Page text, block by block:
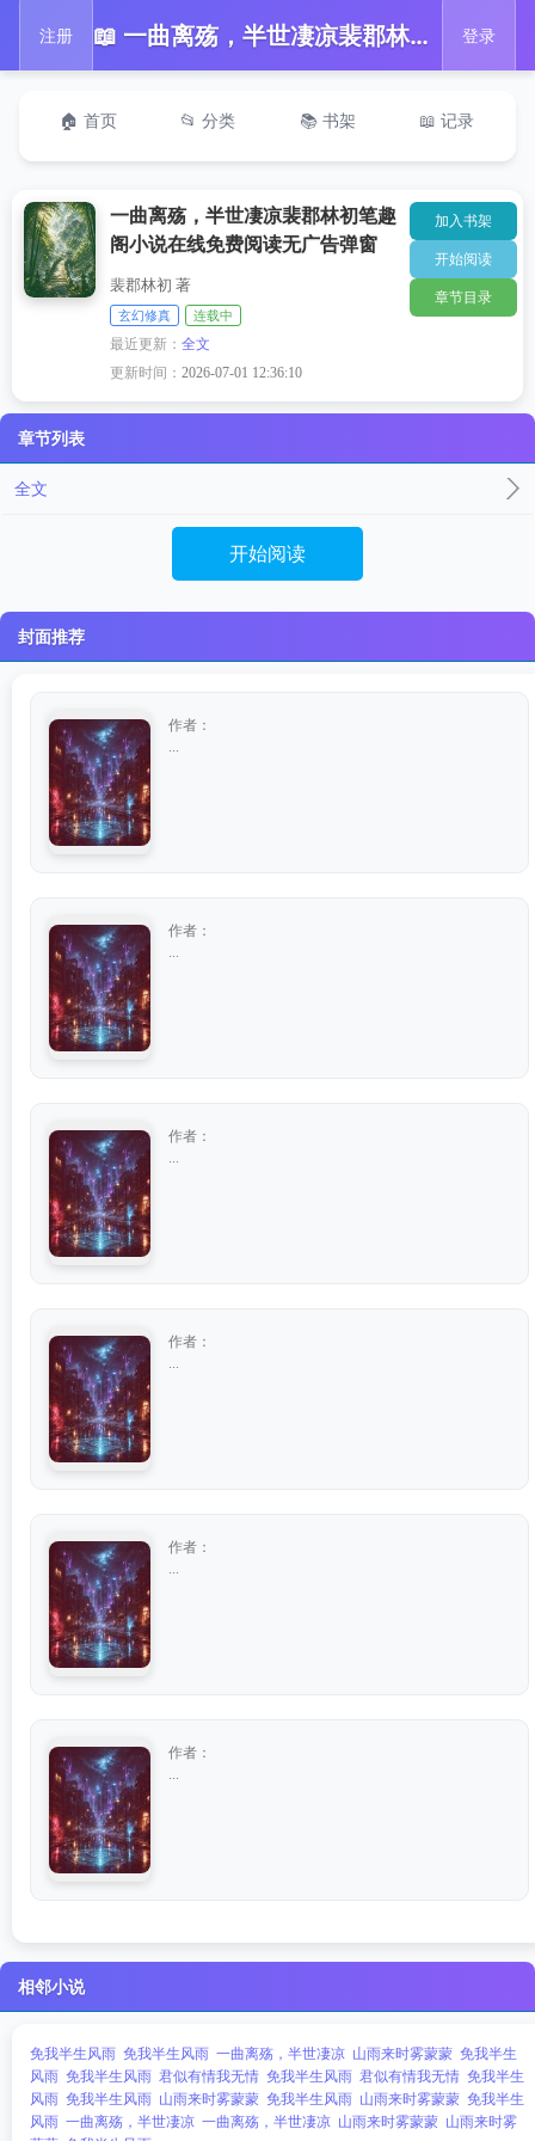
注册 📖 一曲离殇，半世凄凉裴郡林初笔趣阁小说在线免费阅读无广告弹窗 登录
🏠 首页 📂 分类 📚 书架 📖 记录
一曲离殇，半世凄凉裴郡林初笔趣
阁小说在线免费阅读无广告弹窗
裴郡林初 著
玄幻修真 连载中
最近更新：全文
更新时间：2026-07-01 12:36:10
加入书架
开始阅读
章节目录
章节列表
全文
开始阅读
封面推荐
作者：
作者：
作者：
作者：
作者：
作者：
相邻小说
免我半生风雨 免我半生风雨 一曲离殇，半世凄凉 山雨来时雾蒙蒙 免我半生
风雨 免我半生风雨 君似有情我无情 免我半生风雨 君似有情我无情 免我半生
风雨 免我半生风雨 山雨来时雾蒙蒙 免我半生风雨 山雨来时雾蒙蒙 免我半生
风雨 一曲离殇，半世凄凉 一曲离殇，半世凄凉 山雨来时雾蒙蒙 山雨来时雾